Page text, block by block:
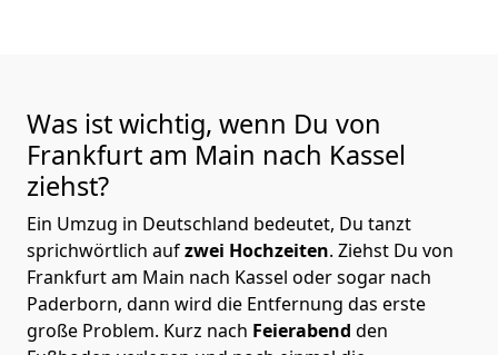
Was ist wichtig, wenn Du von
Frankfurt am Main nach Kassel
ziehst?
Ein Umzug in Deutschland bedeutet, Du tanzt
sprichwörtlich aufzwei Hochzeiten. Ziehst Du von
Frankfurt am Main nach Kassel oder sogar nach
Paderborn, dann wird die Entfernung das erste
große Problem. Kurz nach Feierabend den